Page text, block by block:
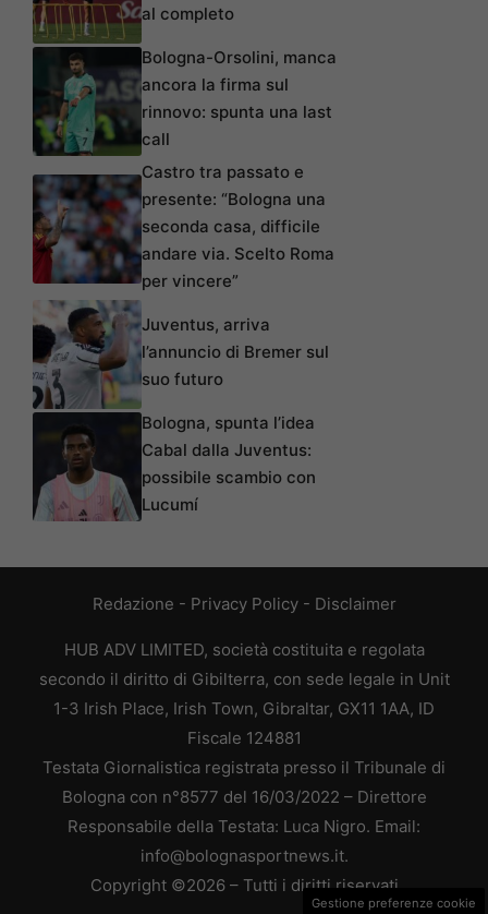
al completo
Bologna-Orsolini, manca
ancora la firma sul
rinnovo: spunta una last
call
Castro tra passato e
presente: “Bologna una
seconda casa, difficile
andare via. Scelto Roma
per vincere”
Juventus, arriva
l’annuncio di Bremer sul
suo futuro
Bologna, spunta l’idea
Cabal dalla Juventus:
possibile scambio con
Lucumí
Redazione - Privacy Policy- Disclaimer
HUB ADV LIMITED, società costituita e regolata
secondo il diritto di Gibilterra, con sede legale in Unit
1-3 Irish Place, Irish Town, Gibraltar, GX11 1AA, ID
Fiscale 124881
Testata Giornalistica registrata presso il Tribunale di
Bologna con n°8577 del 16/03/2022 – Direttore
Responsabile della Testata: Luca Nigro. Email:
info@bolognasportnews.it.
Copyright ©2026 – Tutti i diritti riservati
Gestione preferenze cookie